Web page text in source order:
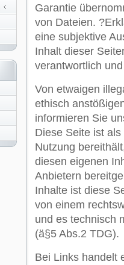
Garantie
von Dateien.
eine subjektive
Inhalt dieser
verantwortlich
Von etwaigen
ethisch
informieren Sie
Diese Seite ist
Nutzung
diesen eigenen
Anbietern
Inhalte ist diese
von einem
und es technisch
(ä§5 Abs.2 TDG).
Bei Links handelt